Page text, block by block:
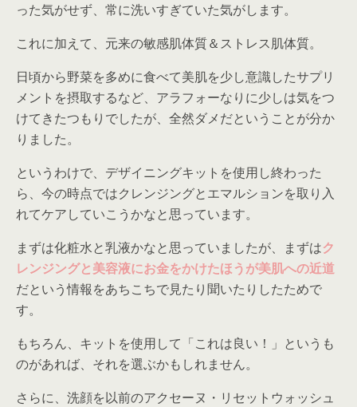
った気がせず、常に洗いすぎていた気がします。
これに加えて、元来の敏感肌体質＆ストレス肌体質。
日頃から野菜を多めに食べて美肌を少し意識したサプリ
メントを摂取するなど、アラフォーなりに少しは気をつ
けてきたつもりでしたが、全然ダメだということが分か
りました。
というわけで、デザイニングキットを使用し終わった
ら、今の時点ではクレンジングとエマルションを取り入
れてケアしていこうかなと思っています。
まずは化粧水と乳液かなと思っていましたが、まずはク
レンジングと美容液にお金をかけたほうが美肌への近道
だという情報をあちこちで見たり聞いたりしたためで
す。
もちろん、キットを使用して「これは良い！」というも
のがあれば、それを選ぶかもしれません。
さらに、洗顔を以前のアクセーヌ・リセットウォッシュ